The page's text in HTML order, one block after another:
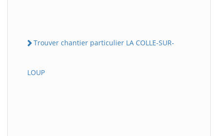
Trouver chantier particulier LA COLLE-SUR-
LOUP